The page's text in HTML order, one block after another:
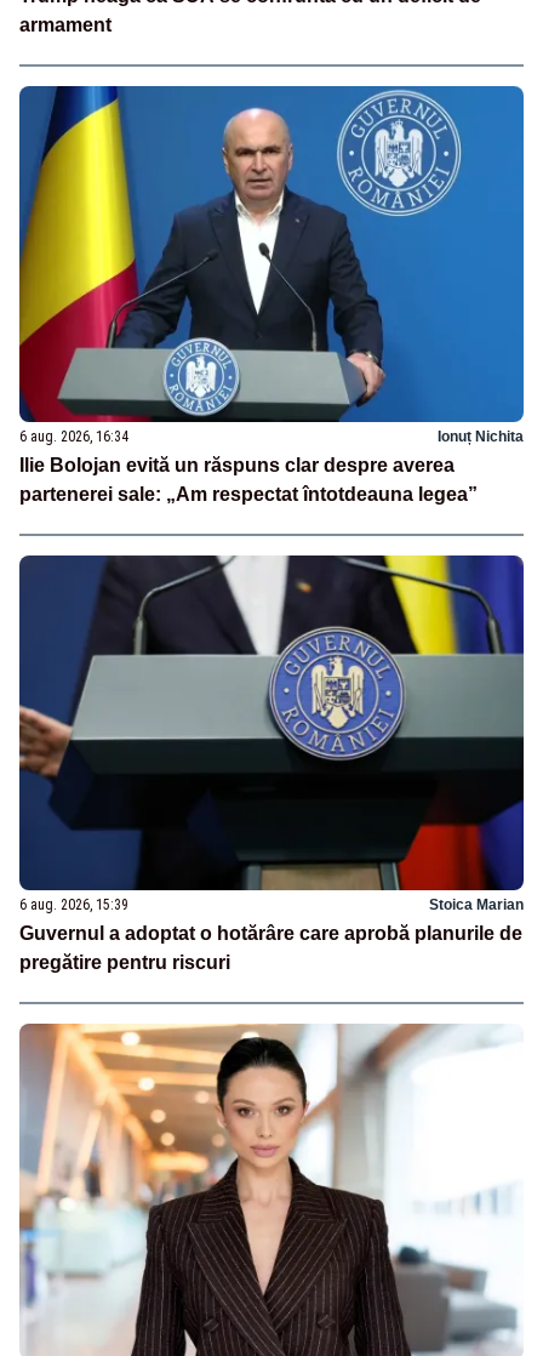
armament
6 aug. 2026, 16:34 Ionuț Nichita
Ilie Bolojan evită un răspuns clar despre averea
partenerei sale: „Am respectat întotdeauna legea”
6 aug. 2026, 15:39 Stoica Marian
Guvernul a adoptat o hotărâre care aprobă planurile de
pregătire pentru riscuri